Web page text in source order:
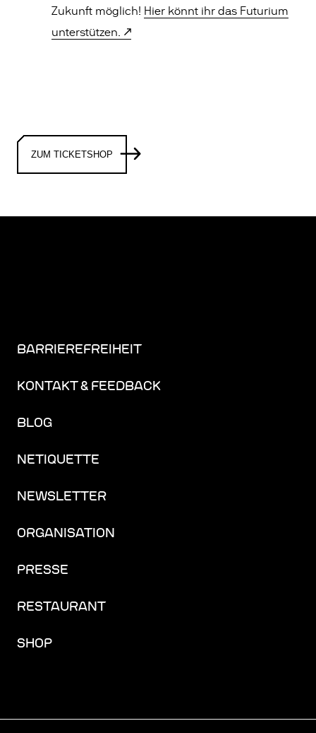
Zukunft möglich! Hier könnt ihr das Futurium
unterstützen.
ZUM TICKETSHOP
BARRIEREFREIHEIT
KONTAKT & FEEDBACK
BLOG
NETIQUETTE
NEWSLETTER
ORGANISATION
PRESSE
RESTAURANT
SHOP